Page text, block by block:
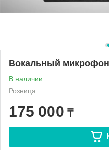
Вокальный микрофон
В наличии
Розница
175 000 ₸